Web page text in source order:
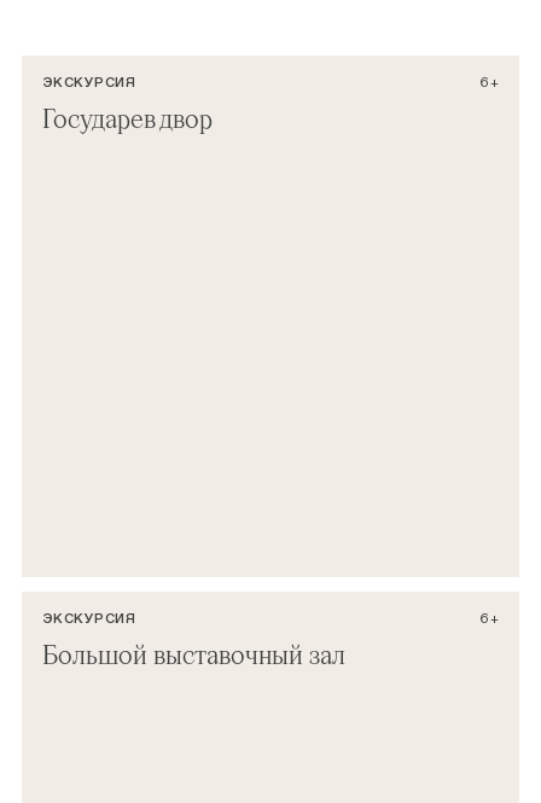
ЭКСКУРСИЯ 6+
Государев двор
ЭКСКУРСИЯ 6+
Большой выставочный зал